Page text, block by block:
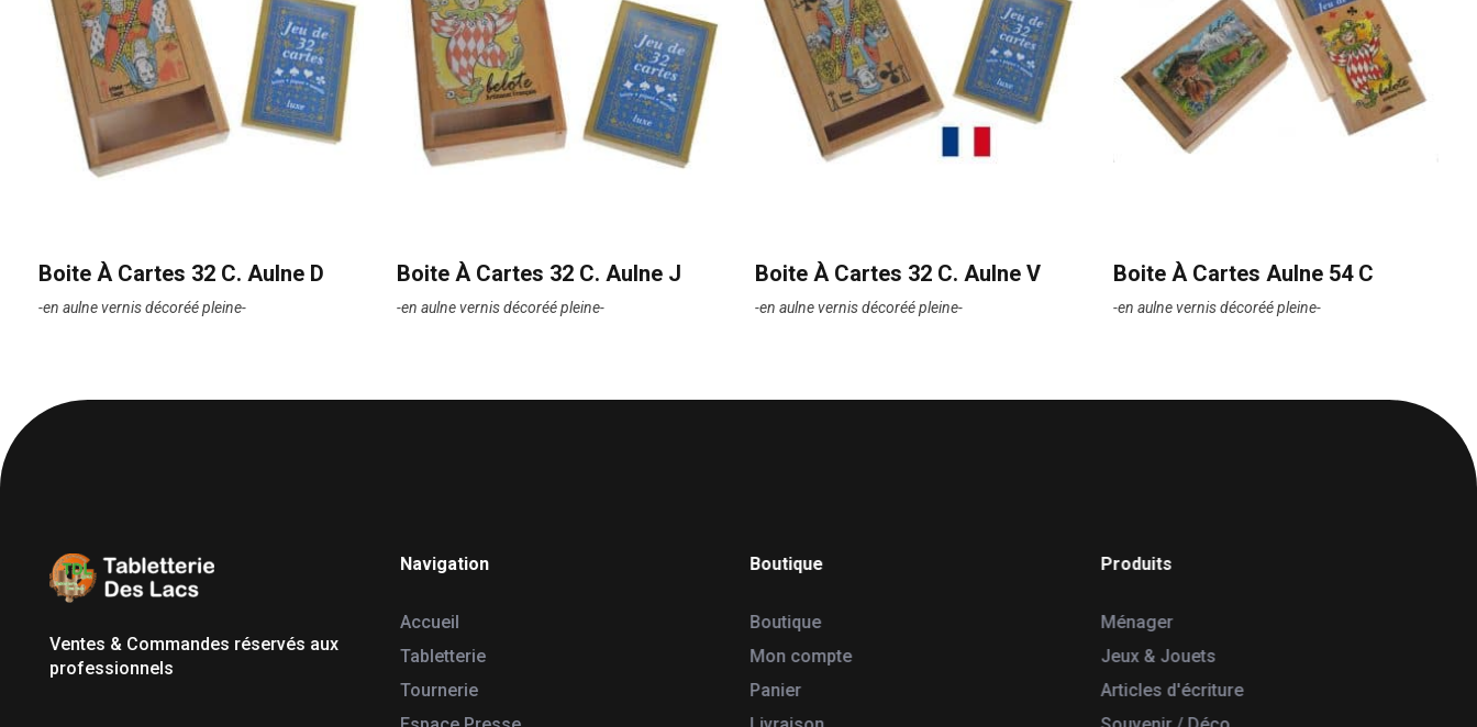
Boite À Cartes 32 C. Aulne D
-en aulne vernis décoréé pleine-
Boite À Cartes 32 C. Aulne J
-en aulne vernis décoréé pleine-
Boite À Cartes 32 C. Aulne V
-en aulne vernis décoréé pleine-
Boite À Cartes Aulne 54 C
-en aulne vernis décoréé pleine-
Ventes & Commandes réservés aux
professionnels
Navigation
Accueil
Tabletterie
Tournerie
Boutique
Boutique
Mon compte
Panier
Produits
Ménager
Jeux & Jouets
Articles d'écriture